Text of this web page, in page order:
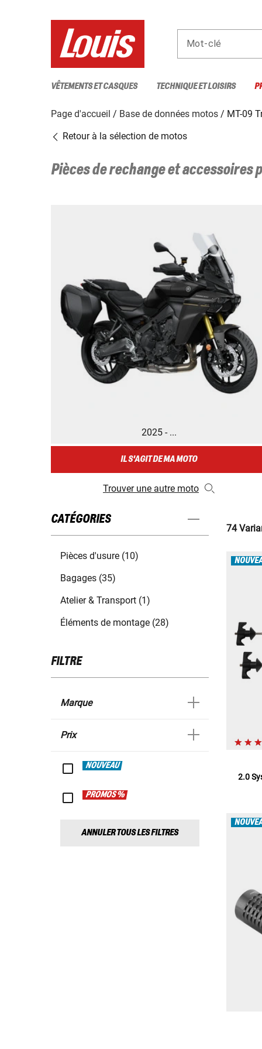
Mot-clé
VÊTEMENTS ET CASQUES TECHNIQUE ET LOISIRS
Page d'accueil Base de données motos
MT-09
Retour à la sélection de motos
Pièces de rechange et accessoires
2025 - ...
IL S'AGIT DE MA MOTO
Trouver une autre moto
CATÉGORIES
Pièces d'usure (10)
Bagages (35)
Atelier & Transport (1)
Éléments de montage (28)
FILTRE
Marque
Prix
NOUVEAU
PROMOS %
ANNULER TOUS LES FILTRES
74
2.0